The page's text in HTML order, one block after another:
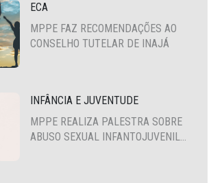
DXP and Cloud environments.
ECA
MPPE FAZ RECOMENDAÇÕES AO
CONSELHO TUTELAR DE INAJÁ
INFÂNCIA E JUVENTUDE
MPPE REALIZA PALESTRA SOBRE
ABUSO SEXUAL INFANTOJUVENIL